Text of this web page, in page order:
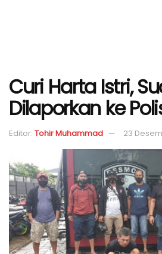
Curi Harta Istri,
Dilaporkan ke
Editor: Tohir Muhammad 23